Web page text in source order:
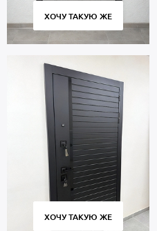
ХОЧУ ТАКУЮ ЖЕ
ХОЧУ ТАКУЮ ЖЕ